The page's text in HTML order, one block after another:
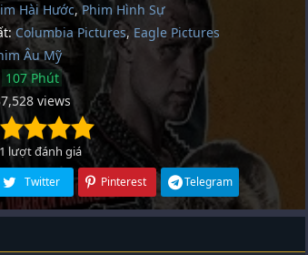
Hài Hước,Phim Hình Sự
Columbia Pictures, Eagle Pictures
Âu Mỹ
107 Phút
views
1 lượt đánh giá
Twitter Pinterest Telegram